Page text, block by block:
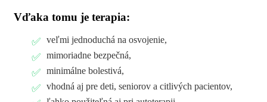
Vďaka tomu je terapia:
veľmi jednoduchá na osvojenie,
mimoriadne bezpečná,
minimálne bolestivá,
vhodná aj pre deti, seniorov a citlivých pacientov,